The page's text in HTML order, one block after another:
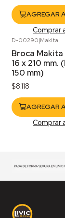
AGREGAR
Comprar
D-00290|Makita
Broca Makita
16 x 210 mm.
150 mm)
$8.118
AGREGAR
Comprar